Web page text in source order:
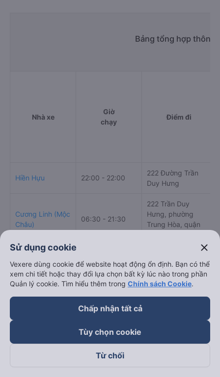
Bảng tổng hợp thông
Nhà xe
Giờ
chạy
Điểm đi
Hiền Hựu 22:00 - 22:00
222 Đường Trần
Duy Hưng
Cương Linh (Mộc
Châu)
06:30 - 21:30
222 Trần Duy
Hưng, phường
Trung Hòa, quận
Minh Châu
Limousine
06:00 - 22:00 Số 28 Đinh Núp
222 đường Trần
Duy Hưng
Cách đặt vé xe khách đi Sơn La từ Cầu Giấy - Hà Nội
Sử dụng cookie close
Vexere dùng cookie để website hoạt động ổn định. Bạn có thể
xem chi tiết hoặc thay đổi lựa chọn bất kỳ lúc nào trong phần
Quản lý cookie. Tìm hiểu thêm trong Chính sách Cookie.
Chấp nhận tất cả
Tùy chọn cookie
Từ chối